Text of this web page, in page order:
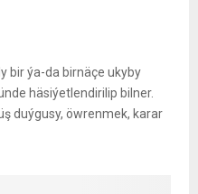
bir ýa-da birnäçe ukyby
häsiýetlendirilip bilner.
duýgusy, öwrenmek, karar